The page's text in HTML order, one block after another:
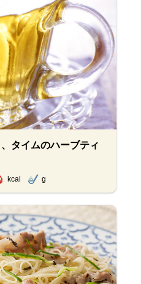
タイムのハーブティ
kcal g